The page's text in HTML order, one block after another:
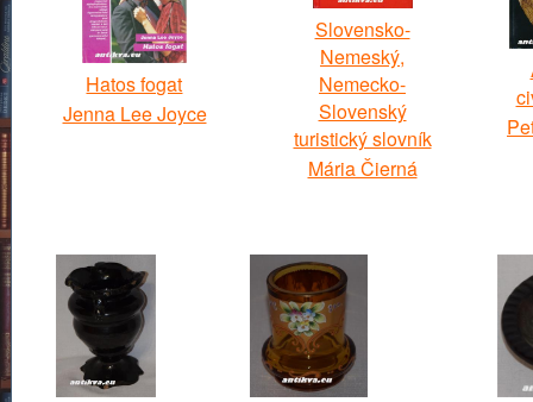
Hatos fogat
Jenna Lee Joyce
Slovensko-
Nemeský,
Nemecko-
Slovenský
turistický slovník
Mária Čierná